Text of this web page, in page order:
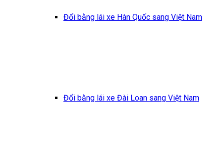
Đổi bằng lái xe Hàn Quốc sang Việt Nam
Đổi bằng lái xe Đài Loan sang Việt Nam